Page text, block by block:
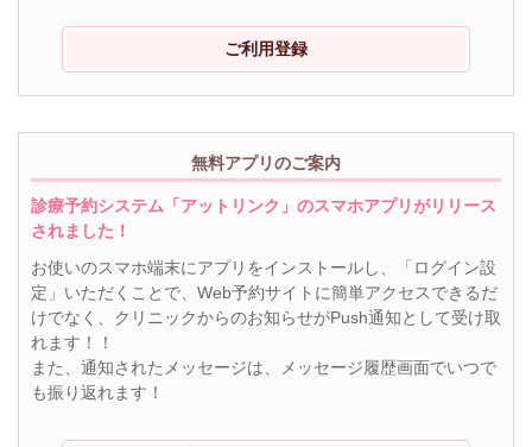
ご利用登録
無料アプリのご案内
診療予約システム「アットリンク」のスマホアプリがリリース
されました！
お使いのスマホ端末にアプリをインストールし、「ログイン設
定」いただくことで、Web予約サイトに簡単アクセスできるだ
けでなく、クリニックからのお知らせがPush通知として受け取
れます！！
また、通知されたメッセージは、メッセージ履歴画面でいつで
も振り返れます！